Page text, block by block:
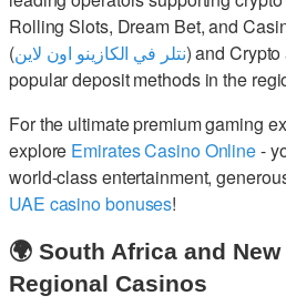
Rolling Slots, Dream Bet, and
(نتلر في الكازينو اون لاين) and
popular deposit methods in the
For the ultimate premium gaming
explore Emirates Casino Online-
world-class entertainment,
UAE casino bonuses!
🌍 South Africa and
Regional Casinos